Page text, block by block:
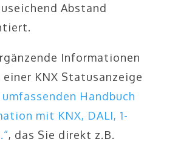
Abstand
Informationen
einer KNX Statusanzeige
umfassenden Handbuch
mit KNX, DALI, 1-
, das Sie direkt z.B.